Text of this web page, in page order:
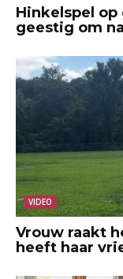
Hinkelspel
geestig om
VIDEO
Vrouw raakt
heeft haar